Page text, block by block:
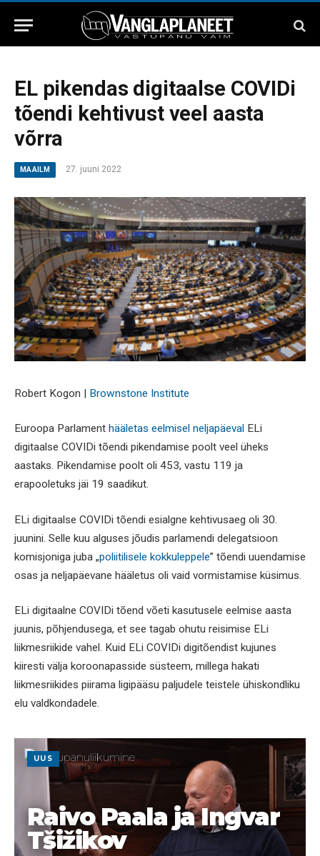
EL pikendas digitaalse COVIDi
tõendi kehtivust veel aasta
võrra
MAAILM 27. juuni 2022
Robert Kogon | Brownstone Institute
Euroopa Parlament hääletas eelmisel neljapäeval ELi
digitaalse COVIDi tõendi pikendamise poolt veel üheks
aastaks. Pikendamise poolt oli 453, vastu 119 ja
erapooletuks jäi 19 saadikut.
ELi digitaalse COVIDi tõendi esialgne kehtivusaeg oli 30.
juunini. Selle kuu alguses jõudis parlamendi delegatsioon
komisjoniga juba „poliitilisele kokkuleppele” tõendi uuendamise
osas ja neljapäevane hääletus oli vaid vormistamise küsimus.
ELi digitaalne COVIDi tõend võeti kasutusele eelmise aasta
juunis, põhjendusega, et see tagab ohutu reisimise ELi
liikmesriikide vahel. Kuid ELi COVIDi digitõendist kujunes
kiiresti välja koroonapasside süsteem, millega hakati
liikmesriikides piirama ligipääsu paljudele teistele ühiskondliku
elu valdkondadele.
UUS
Raivo Paala ja Ingvar
Tšižikov